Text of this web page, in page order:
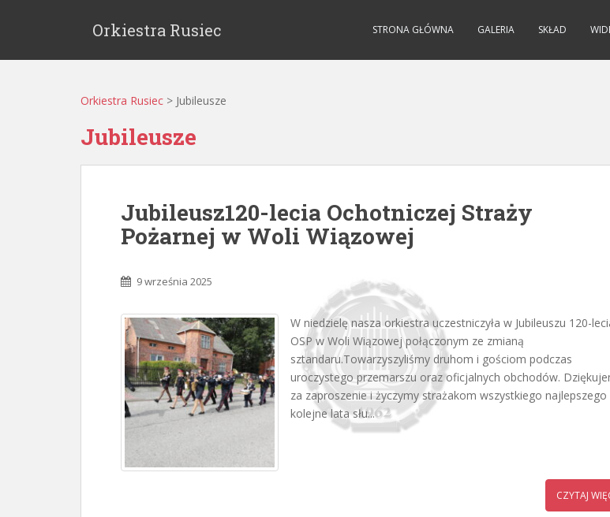
Orkiestra Rusiec STRONA GŁÓWNA GALERIA SKŁAD
Orkiestra Rusiec > Jubileusze
Jubileusze
Jubileusz120-lecia Ochotniczej Straży
Pożarnej w Woli Wiązowej
9 września 2025
W niedzielę nasza orkiestra uczestniczyła w Jubileuszu 120-
OSP w Woli Wiązowej połączonym ze zmianą
sztandaru.Towarzyszyliśmy druhom i gościom podczas
uroczystego przemarszu oraz oficjalnych obchodów.
za zaproszenie i życzymy strażakom wszystkiego najlepszego
kolejne lata słu...
CZYTAJ